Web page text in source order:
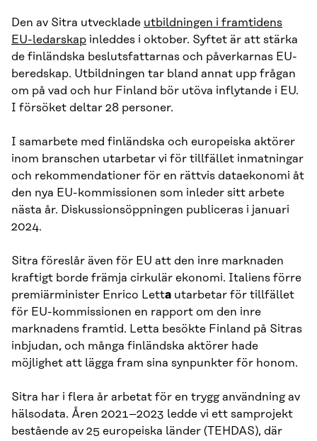
Den av Sitra utvecklade utbildningen i framtidens
EU-ledarskap inleddes i oktober. Syftet är att stärka
de finländska beslutsfattarnas och påverkarnas EU-
beredskap. Utbildningen tar bland annat upp frågan
om på vad och hur Finland bör utöva inflytande i EU.
I försöket deltar 28 personer.
I samarbete med finländska och europeiska aktörer
inom branschen utarbetar vi för tillfället inmatningar
och rekommendationer för en rättvis dataekonomi åt
den nya EU-kommissionen som inleder sitt arbete
nästa år. Diskussionsöppningen publiceras i januari
2024.
Sitra föreslår även för EU att den inre marknaden
kraftigt borde främja cirkulär ekonomi. Italiens förre
premiärminister Enrico Letta utarbetar för tillfället
för EU-kommissionen en rapport om den inre
marknadens framtid. Letta besökte Finland på Sitras
inbjudan, och många finländska aktörer hade
möjlighet att lägga fram sina synpunkter för honom.
Sitra har i flera år arbetat för en trygg användning av
hälsodata. Åren 2021–2023 ledde vi ett samprojekt
bestående av 25 europeiska länder (TEHDAS), där